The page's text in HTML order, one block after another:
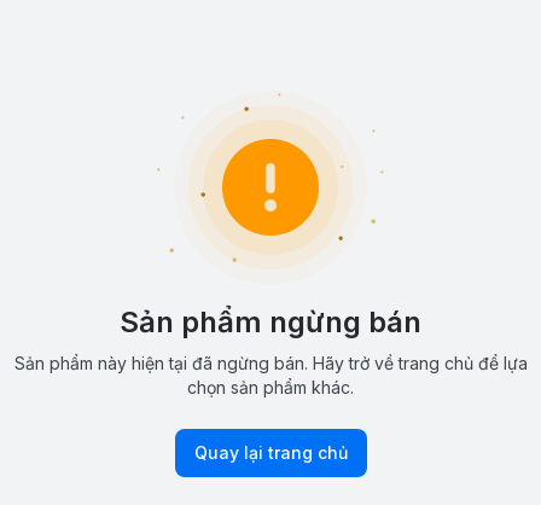
Sản phẩm ngừng bán
Sản phẩm này hiện tại đã ngừng bán. Hãy trở về trang chủ để lựa
chọn sản phẩm khác.
Quay lại trang chủ